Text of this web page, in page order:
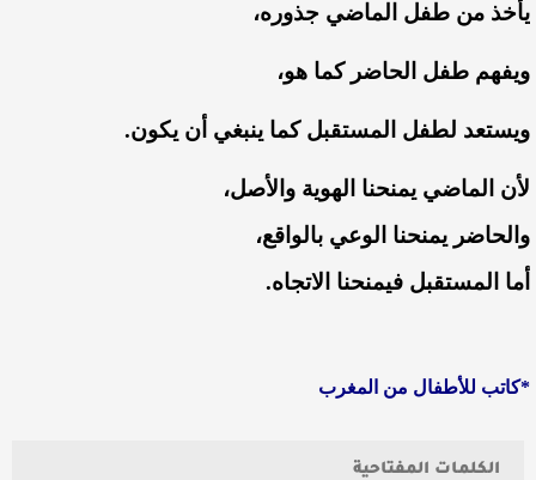
يأخذ من طفل الماضي جذوره،
ويفهم طفل الحاضر كما هو،
ويستعد لطفل المستقبل كما ينبغي أن يكون.
لأن الماضي يمنحنا الهوية والأصل،
والحاضر يمنحنا الوعي بالواقع،
أما المستقبل فيمنحنا الاتجاه.
*كاتب للأطفال من المغرب
الكلمات المفتاحية